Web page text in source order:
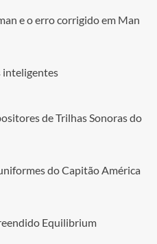
e o erro corrigido em Man
inteligentes
de Trilhas Sonoras do
do Capitão América
Equilibrium